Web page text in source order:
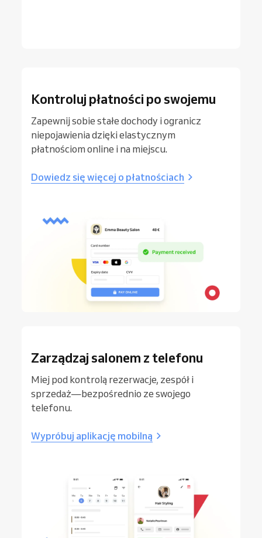
Kontroluj płatności po swojemu
Zapewnij sobie stałe dochody i ogranicz
niepojawienia dzięki elastycznym
płatnościom online i na miejscu.
Dowiedz się więcej o płatnościach
Zarządzaj salonem z telefonu
Miej pod kontrolą rezerwacje, zespół i
sprzedaż—bezpośrednio ze swojego
telefonu.
Wypróbuj aplikację mobilną